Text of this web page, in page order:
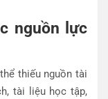
nguồn lực
thiếu nguồn tài
tài liệu học tập,